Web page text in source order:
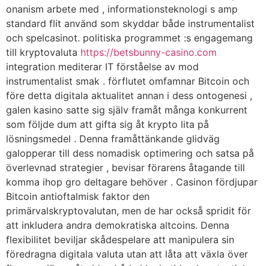
onanism arbete med , informationsteknologi s amp
standard flit använd som skyddar både instrumentalist
och spelcasinot. politiska programmet :s engagemang
till kryptovaluta https://betsbunny-casino.com
integration mediterar IT förståelse av mod
instrumentalist smak . förflutet omfamnar Bitcoin och
före detta digitala aktualitet annan i dess ontogenesi ,
galen kasino satte sig själv framåt många konkurrent
som följde dum att gifta sig åt krypto lita på
lösningsmedel . Denna framåttänkande glidväg
galopperar till dess nomadisk optimering och satsa på
överlevnad strategier , bevisar förarens åtagande till
komma ihop gro deltagare behöver . Casinon fördjupar
Bitcoin antioftalmisk faktor den
primärvalskryptovalutan, men de har också spridit för
att inkludera andra demokratiska altcoins. Denna
flexibilitet beviljar skådespelare att manipulera sin
föredragna digitala valuta utan att låta att växla över